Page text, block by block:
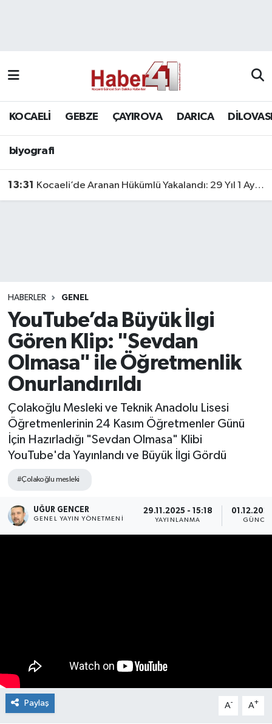
KOCAELİ GEBZE ÇAYIROVA DARICA
biyografi
13:31 Kocaeli’de Aranan Hükümlü Yakalandı: 29 Yıl 1 Ay Hapis Cezası Bulunuyordu
HABERLER GENEL
YouTube’da Büyük İlgi
Gören Klip: "Sevdan
Olmasa" ile Öğretmenlik
Onurlandırıldı
Çolakoğlu Mesleki ve Teknik Anadolu Lisesi
Öğretmenlerinin 24 Kasım Öğretmenler Günü
İçin Hazırladığı "Sevdan Olmasa" Klibi
YouTube'da Yayınlandı ve Büyük İlgi Gördü
#Çolakoğlu mesleki
UĞUR GENCER
GENEL YAYIN YÖNETMENI
29.11.2025 - 15:18
YAYINLANMA
Paylaş A- A+
SPOR
Bilim, Teknoloji
ÇAYIROVA
DARICA
DİLOVASI
KÖRFEZ
Hava Durumu
Namaz Vakitleri
Trafik Durumu
Süper Lig Puan Durumu ve Fikstür
Tüm Manşetler